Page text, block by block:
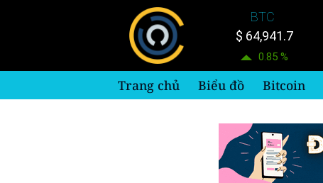
BTC
$ 64,941.7
0.85 %
Trang chủ Biểu đồ Bitcoin